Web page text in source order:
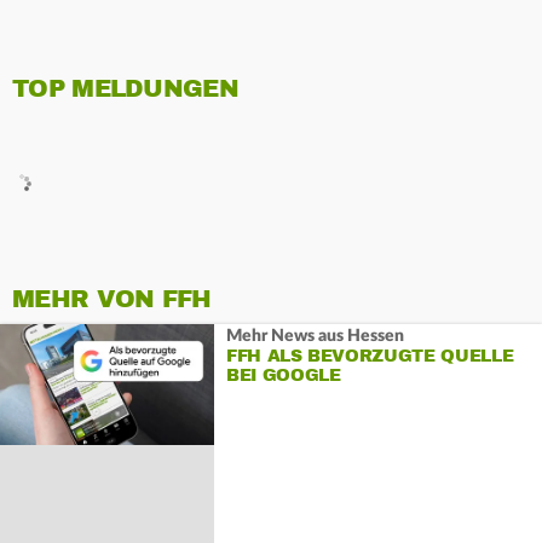
TOP MELDUNGEN
MEHR VON FFH
Mehr News aus Hessen
FFH ALS BEVORZUGTE QUELLE
BEI GOOGLE